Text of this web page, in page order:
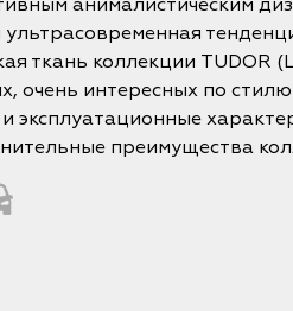
анималистическим
ткань коллекции TUDOR
очень интересных по
эксплуатационные
преимущества